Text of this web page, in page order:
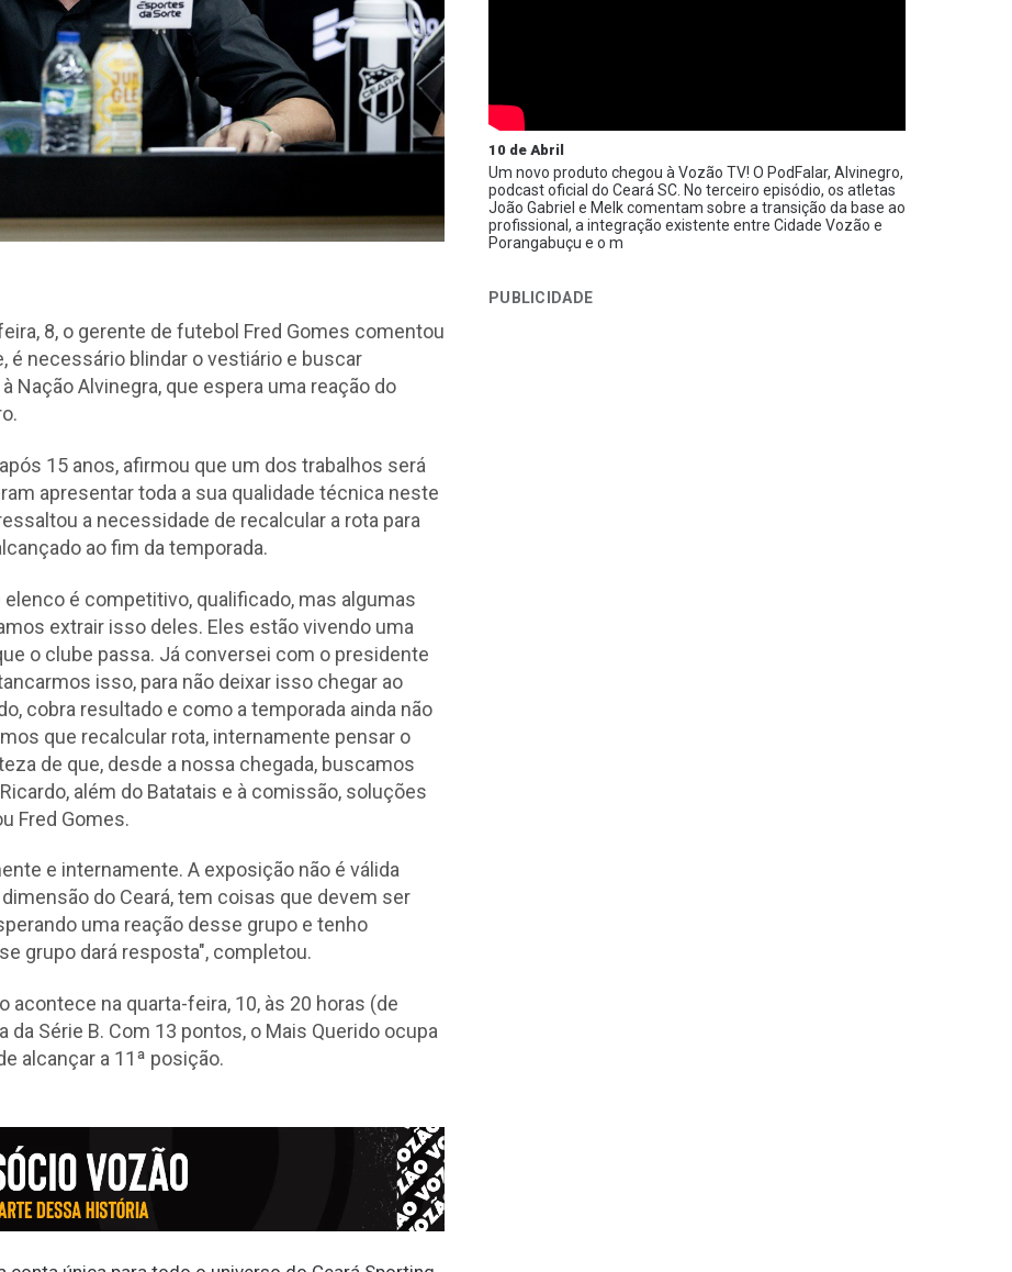
8, o gerente de futebol Fred Gomes comentou
é necessário blindar o vestiário e buscar
Nação Alvinegra, que espera uma reação do
15 anos, afirmou que um dos trabalhos será
apresentar toda a sua qualidade técnica neste
a necessidade de recalcular a rota para
ao fim da temporada.
é competitivo, qualificado, mas algumas
extrair isso deles. Eles estão vivendo uma
o clube passa. Já conversei com o presidente
isso, para não deixar isso chegar ao
cobra resultado e como a temporada ainda não
que recalcular rota, internamente pensar o
de que, desde a nossa chegada, buscamos
além do Batatais e à comissão, soluções
Fred Gomes.
e internamente. A exposição não é válida
do Ceará, tem coisas que devem ser
uma reação desse grupo e tenho
grupo dará resposta", completou.
na quarta-feira, 10, às 20 horas (de
da Série B. Com 13 pontos, o Mais Querido ocupa
alcançar a 11ª posição.
10 de Abril
Um novo produto chegou à Vozão TV! O PodFalar, Alvinegro,
podcast oficial do Ceará SC. No terceiro episódio, os atletas
João Gabriel e Melk comentam sobre a transição da base ao
profissional, a integração existente entre Cidade Vozão e
Porangabuçu e o m
PUBLICIDADE